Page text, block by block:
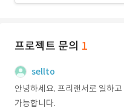
프로젝트 문의 1
sellto
안녕하세요. 프리랜서로 일하
가능합니다.